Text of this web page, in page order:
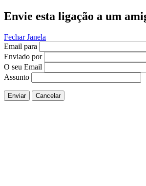
Envie esta ligação a um
Fechar Janela
Email para
Enviado por
O seu Email
Assunto
Enviar Cancelar